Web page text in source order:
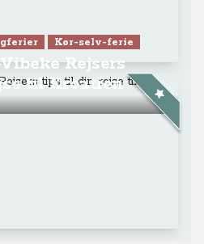
Kør-selv-ferie
Rejsers
til Kroatien